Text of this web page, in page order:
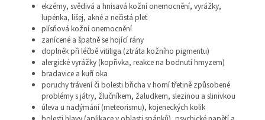
ekzémy, svědivá a hnisavá kožní onemocnění, vyrážky,
lupénka, lišej, akné a nečistá pleť
plísňová kožní onemocnění
zanícené a špatně se hojící rány
doplněk při léčbě vitiliga (ztráta kožního pigmentu)
alergické vyrážky (kopřivka, reakce na bodnutí hmyzem)
bradavice a kuří oka
poruchy trávení či bolesti břicha v horní třetině způsobené
problémy s játry, žlučníkem, žaludkem, slezinou a slinivkou
úleva u nadýmání (meteorismu), kojeneckých kolik